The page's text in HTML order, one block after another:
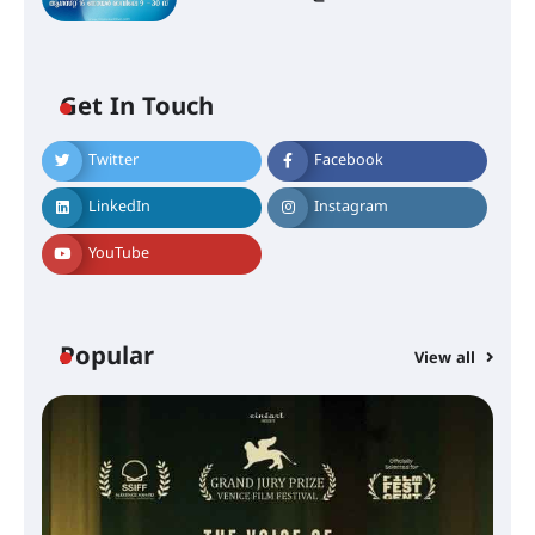
Get In Touch
Twitter Facebook
LinkedIn Instagram
YouTube
Popular View all